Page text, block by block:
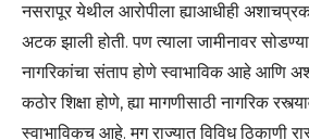
नसरापूर येथील आरोपीला ह्याआधीही
अटक झाली होती. पण त्याला जामीनावर
नागरिकांचा संताप होणे स्वाभाविक आहे आणि
कठोर शिक्षा होणे, ह्या मागणीसाठी नागरिक
स्वाभाविकच आहे. मग राज्यात विविध ठिकाणी